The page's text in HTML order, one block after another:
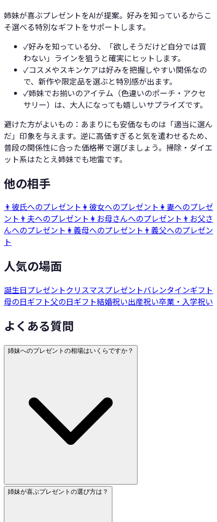
姉妹が喜ぶプレゼントをAIが提案。好みを知っているからこ
そ選べる特別なギフトをサポートします。
✓好みを知っている分、「欲しそうだけど自分では買
わない」ラインを狙うと確実にヒットします。
✓コスメやスキンケアは好みを把握しやすい関係なの
で、新作や限定品を選ぶと特別感が出ます。
✓姉妹でお揃いのアイテム（色違いのポーチ・アクセ
サリー）は、大人になっても嬉しいサプライズです。
避けた方がよいもの： あまりにも安価なものは「適当に選ん
だ」印象を与えます。逆に高価すぎると気を遣わせるため、
普段の関係性に合った価格帯で選びましょう。掃除・ダイエ
ット系はたとえ姉妹でも地雷です。
他の相手
👨 彼氏へのプレゼント 👩 彼女へのプレゼント 👩 妻へのプレゼ
ント 👨 夫へのプレゼント 👩 お母さんへのプレゼント 👨 お父さ
んへのプレゼント 👩 義母へのプレゼント 👨 義父へのプレゼン
ト
人気の場面
誕生日プレゼントクリスマスプレゼントバレンタインギフト
母の日ギフト父の日ギフト結婚祝い出産祝い卒業・入学祝い
よくある質問
姉妹へのプレゼントの相場はいくらですか？
姉妹が喜ぶプレゼントの選び方は？